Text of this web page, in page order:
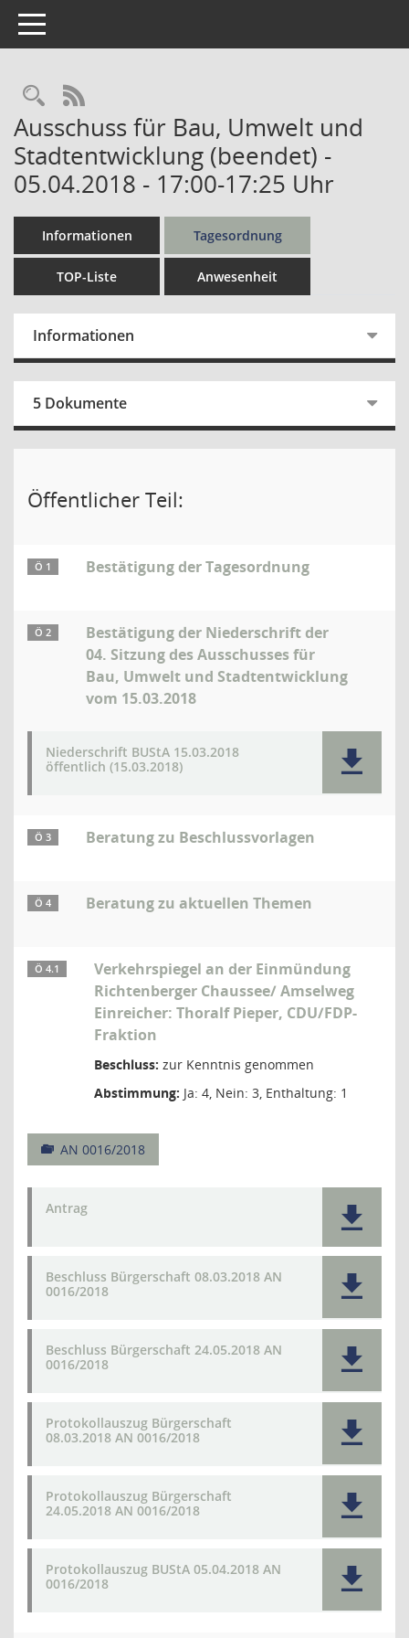
Toggle navigation
Rechercheauswahl
RSS-Feed
Ausschuss für Bau, Umwelt und
Stadtentwicklung (beendet) -
05.04.2018 - 17:00-17:25 Uhr
Informationen Tagesordnung
TOP-Liste Anwesenheit
Informationen
5 Dokumente
Öffentlicher Teil:
Ö 1 Bestätigung der Tagesordnung
Ö 2
Bestätigung der Niederschrift der
04. Sitzung des Ausschusses für
Bau, Umwelt und Stadtentwicklung
vom 15.03.2018
Niederschrift BUStA 15.03.2018
öffentlich (15.03.2018)
Ö 3 Beratung zu Beschlussvorlagen
Ö 4 Beratung zu aktuellen Themen
Ö 4.1
Verkehrspiegel an der Einmündung
Richtenberger Chaussee/ Amselweg
Einreicher: Thoralf Pieper, CDU/FDP-
Fraktion
Beschluss: zur Kenntnis genommen
Abstimmung: Ja: 4, Nein: 3, Enthaltung: 1
AN 0016/2018
Antrag
Beschluss Bürgerschaft 08.03.2018 AN
0016/2018
Beschluss Bürgerschaft 24.05.2018 AN
0016/2018
Protokollauszug Bürgerschaft
08.03.2018 AN 0016/2018
Protokollauszug Bürgerschaft
24.05.2018 AN 0016/2018
Protokollauszug BUStA 05.04.2018 AN
0016/2018